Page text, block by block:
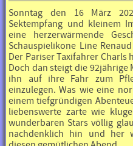
Sonntag den 16 März
Sektempfang und kleinem
eine herzerwärmende
Schauspielikone Line
Der Pariser Taxifahrer Charls
Doch dan steigt die
ihn auf ihre Fahr zum
einzulegen. Was wie eine
einem tiefgründigen
liebenswerte zarte wie
wunderbaren Stars völlig
nachdenklich hin und her